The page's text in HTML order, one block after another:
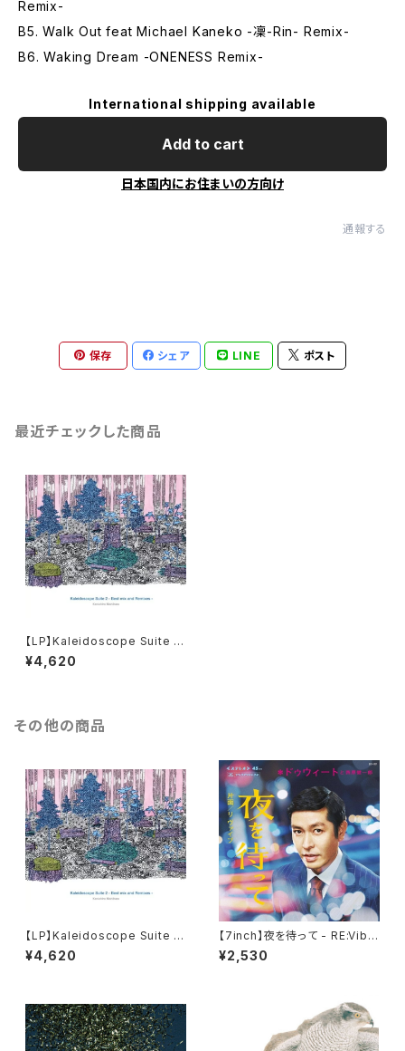
Remix-
B5. Walk Out feat Michael Kaneko -凜-Rin- Remix-
B6. Waking Dream -ONENESS Remix-
International shipping available
Add to cart
日本国内にお住まいの方向け
通報する
保存 シェア LINE ポスト
最近チェックした商品
【LP】Kaleidoscope Suite 2
/ Kenichiro Nishihara
¥4,620
その他の商品
【LP】Kaleidoscope Suite 2
/ Kenichiro Nishihara
¥4,620
【7inch】夜を待って - RE:Vibe
- Clear Vinyl / Dweet & Ke
nichiro Nishihara
¥2,530